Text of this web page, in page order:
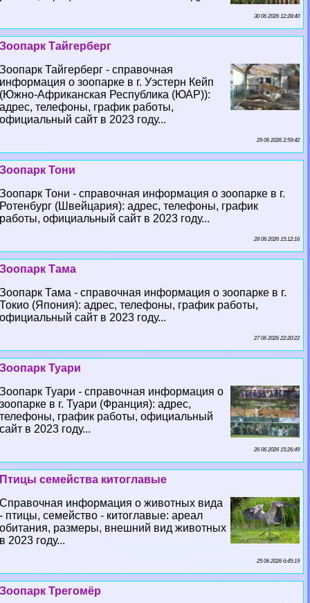
30 06 2026 12:28:40
Зоопарк Тайгерберг
Зоопарк Тайгерберг - справочная
информация о зоопарке в г. Уэстерн Кейп
(Южно-Африканская Республика (ЮАР)):
адрес, телефоны, график работы,
официальный сайт в 2023 году...
29 06 2026 2:59:42
Зоопарк Тони
Зоопарк Тони - справочная информация о зоопарке в г.
Ротенбург (Швейцария): адрес, телефоны, график
работы, официальный сайт в 2023 году...
28 06 2026 15:12:16
Зоопарк Тама
Зоопарк Тама - справочная информация о зоопарке в г.
Токио (Япония): адрес, телефоны, график работы,
официальный сайт в 2023 году...
27 06 2026 22:20:22
Зоопарк Туари
Зоопарк Туари - справочная информация о
зоопарке в г. Туари (Франция): адрес,
телефоны, график работы, официальный
сайт в 2023 году...
26 06 2026 15:26:49
Птицы семейства китоглавые
Справочная информация о животных вида
- птицы, семейство - китоглавые: ареал
обитания, размеры, внешний вид животных
в 2023 году...
25 06 2026 6:45:19
Зоопарк Трегомёр